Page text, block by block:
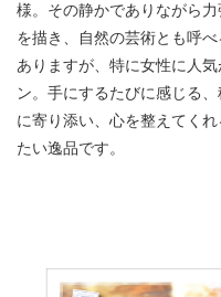
様。その静かでありながら
を描き、自然の芸術とも呼
ありますが、特に女性に人
ン。手にするたびに感じる
に寄り添い、心を整えてく
たい逸品です。